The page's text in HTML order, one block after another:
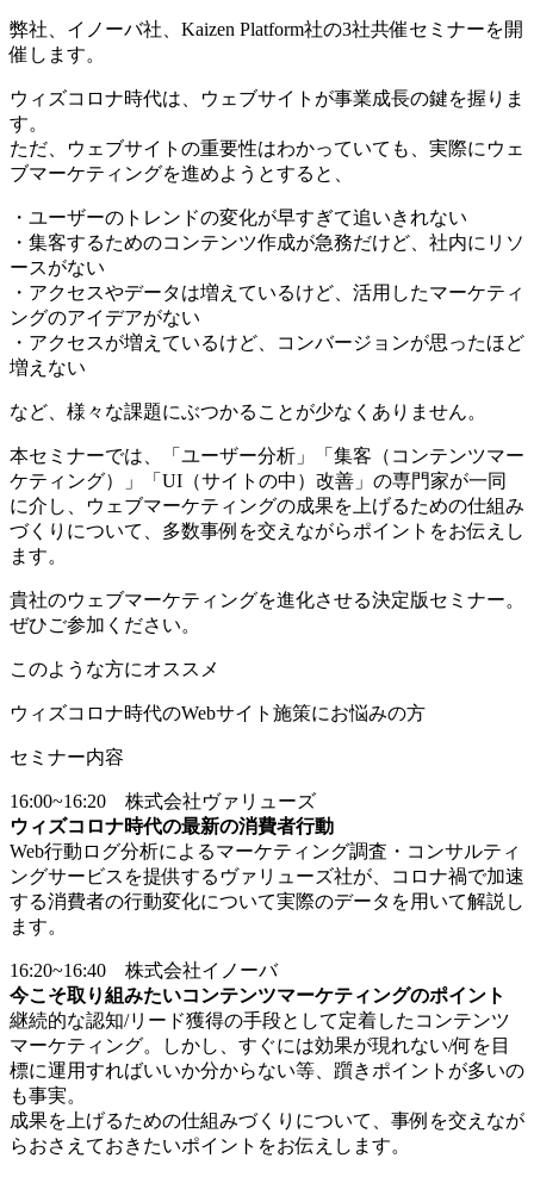
弊社、イノーバ社、Kaizen Platform社の3社共催セミナーを開
催します。
ウィズコロナ時代は、ウェブサイトが事業成長の鍵を握りま
す。
ただ、ウェブサイトの重要性はわかっていても、実際にウェ
ブマーケティングを進めようとすると、
・ユーザーのトレンドの変化が早すぎて追いきれない
・集客するためのコンテンツ作成が急務だけど、社内にリソ
ースがない
・アクセスやデータは増えているけど、活用したマーケティ
ングのアイデアがない
・アクセスが増えているけど、コンバージョンが思ったほど
増えない
など、様々な課題にぶつかることが少なくありません。
本セミナーでは、「ユーザー分析」「集客（コンテンツマー
ケティング）」「UI（サイトの中）改善」の専門家が一同
に介し、ウェブマーケティングの成果を上げるための仕組み
づくりについて、多数事例を交えながらポイントをお伝えし
ます。
貴社のウェブマーケティングを進化させる決定版セミナー。
ぜひご参加ください。
このような方にオススメ
ウィズコロナ時代のWebサイト施策にお悩みの方
セミナー内容
16:00~16:20 株式会社ヴァリューズ
ウィズコロナ時代の最新の消費者行動
Web行動ログ分析によるマーケティング調査・コンサルティ
ングサービスを提供するヴァリューズ社が、コロナ禍で加速
する消費者の行動変化について実際のデータを用いて解説し
ます。
16:20~16:40 株式会社イノーバ
今こそ取り組みたいコンテンツマーケティングのポイント
継続的な認知/リード獲得の手段として定着したコンテンツ
マーケティング。しかし、すぐには効果が現れない/何を目
標に運用すればいいか分からない等、躓きポイントが多いの
も事実。
成果を上げるための仕組みづくりについて、事例を交えなが
らおさえておきたいポイントをお伝えします。